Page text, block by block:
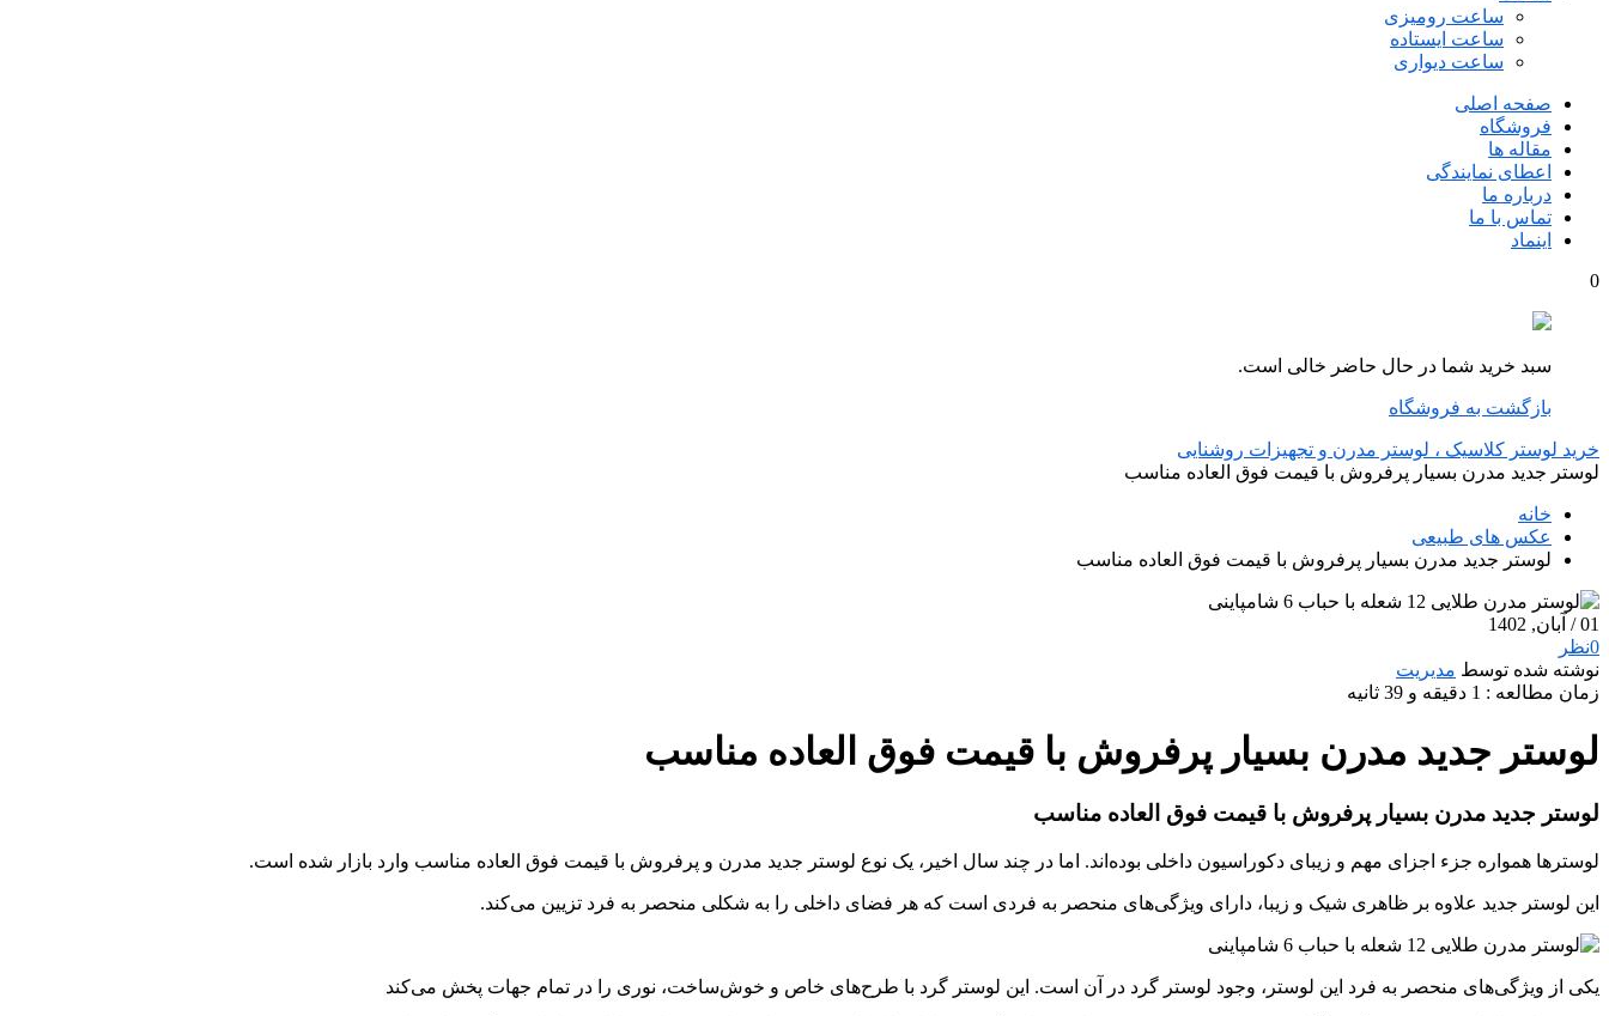
ساعت رومیزی
ساعت ایستاده
ساعت دیواری
صفحه اصلی
فروشگاه
مقاله ها
اعطای نمایندگی
درباره ما
تماس با ما
اینماد
0
سبد خرید شما در حال حاضر خالی است.
بازگشت به فروشگاه
خرید لوستر کلاسیک ، لوستر مدرن و تجهیزات روشنایی
لوستر جدید مدرن بسیار پرفروش با قیمت فوق العاده مناسب
خانه
عکس های طبیعی
لوستر جدید مدرن بسیار پرفروش با قیمت فوق العاده مناسب
01 / آبان, 1402
0نظر
نوشته شده توسط مدیریت
زمان مطالعه : 1 دقیقه و 39 ثانیه
لوستر جدید مدرن بسیار پرفروش با قیمت فوق العاده مناسب
لوستر جدید مدرن بسیار پرفروش با قیمت فوق العاده مناسب
لوسترها همواره جزء اجزای مهم و زیبای دکوراسیون داخلی بوده‌اند. اما در چند سال اخیر، یک نوع لوستر جدید مدرن و پرفروش با قیمت فوق العاده مناسب وارد بازار شده است.
این لوستر جدید علاوه بر ظاهری شیک و زیبا، دارای ویژگی‌های منحصر به فردی است که هر فضای داخلی را به شکلی منحصر به فرد تزیین می‌کند.
یکی از ویژگی‌های منحصر به فرد این لوستر، وجود لوستر گرد در آن است. این لوستر گرد با طرح‌های خاص و خوش‌ساخت، نوری را در تمام جهات پخش می‌کند